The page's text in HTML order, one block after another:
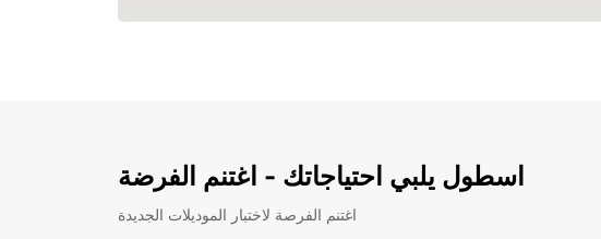
اسطول يلبي احتياجاتك - اغتنم الفرضة
اغتنم الفرصة لاختبار الموديلات الجديدة